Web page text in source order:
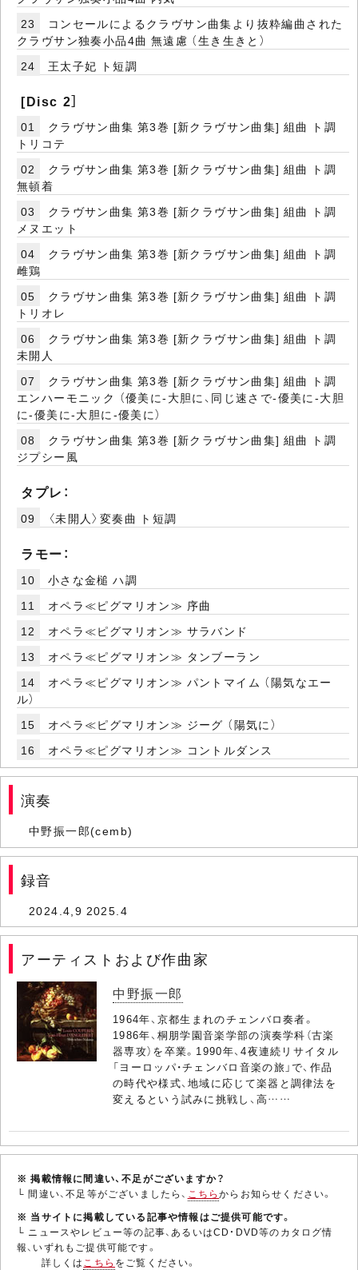
23
コンセールによるクラヴサン曲集より抜粋編曲された
クラヴサン独奏小品4曲 無遠慮 （生き生きと）
24
王太子妃 ト短調
[Disc 2］
01
クラヴサン曲集 第3巻 [新クラヴサン曲集] 組曲 ト調
トリコテ
02
クラヴサン曲集 第3巻 [新クラヴサン曲集] 組曲 ト調
無頓着
03
クラヴサン曲集 第3巻 [新クラヴサン曲集] 組曲 ト調
メヌエット
04
クラヴサン曲集 第3巻 [新クラヴサン曲集] 組曲 ト調
雌鶏
05
クラヴサン曲集 第3巻 [新クラヴサン曲集] 組曲 ト調
トリオレ
06
クラヴサン曲集 第3巻 [新クラヴサン曲集] 組曲 ト調
未開人
07
クラヴサン曲集 第3巻 [新クラヴサン曲集] 組曲 ト調
エンハーモニック （優美に-大胆に、同じ速さで-優美に-大胆
に-優美に-大胆に-優美に）
08
クラヴサン曲集 第3巻 [新クラヴサン曲集] 組曲 ト調
ジプシー風
タプレ：
09 〈未開人〉変奏曲 ト短調
ラモー：
10
小さな金槌 ハ調
11
オペラ≪ピグマリオン≫ 序曲
12
オペラ≪ピグマリオン≫ サラバンド
13
オペラ≪ピグマリオン≫ タンブーラン
14
オペラ≪ピグマリオン≫ パントマイム （陽気なエー
ル）
15
オペラ≪ピグマリオン≫ ジーグ （陽気に）
16
オペラ≪ピグマリオン≫ コントルダンス
演奏
中野振一郎(cemb)
録音
2024.4,9 2025.4
アーティストおよび作曲家
中野振一郎
1964年、京都生まれのチェンバロ奏者。
1986年、桐朋学園音楽学部の演奏学科（古楽
器専攻）を卒業。1990年、4夜連続リサイタル
「ヨーロッパ・チェンバロ音楽の旅」で、作品
の時代や様式、地域に応じて楽器と調律法を
変えるという試みに挑戦し、高……
※ 掲載情報に間違い、不足がございますか？
└ 間違い、不足等がございましたら、 こちらからお知らせください。
※ 当サイトに掲載している記事や情報はご提供可能です。
└ ニュースやレビュー等の記事、あるいはCD・DVD等のカタログ情
報、いずれもご提供可能です。
詳しくはこちら をご覧ください。